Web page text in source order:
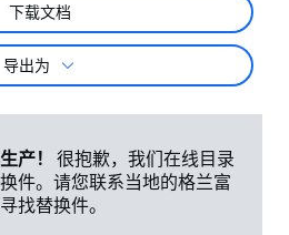
下载文档
导出为
产！
很抱歉，我们在线目录
件。请您联系当地的格兰富
找替换件。